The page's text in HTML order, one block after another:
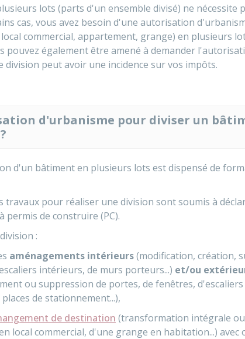
lots (parts d'un ensemble divisé) ne nécessite
cas, vous avez besoin d'une autorisation
commercial, appartement, grange) en plusieurs
pouvez également être amené à demander
division peut avoir une incidence sur vos impôts.
d'urbanisme pour diviser un
d'un bâtiment en plusieurs lots est dispensé de
travaux pour réaliser une division sont soumis à
permis de construire (PC).
:
aménagements intérieurs(modification, création,
intérieurs, de murs porteurs...) et/ou
ou suppression de portes, de fenêtres,
de stationnement...),
de destination (transformation intégrale
local commercial, d'une grange en habitation...) avec